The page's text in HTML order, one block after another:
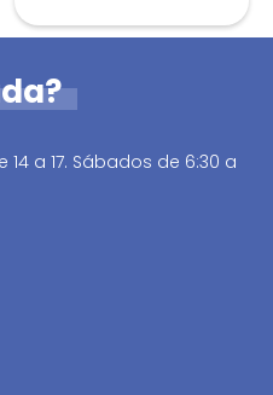
14 a 17. Sábados de 6:30 a